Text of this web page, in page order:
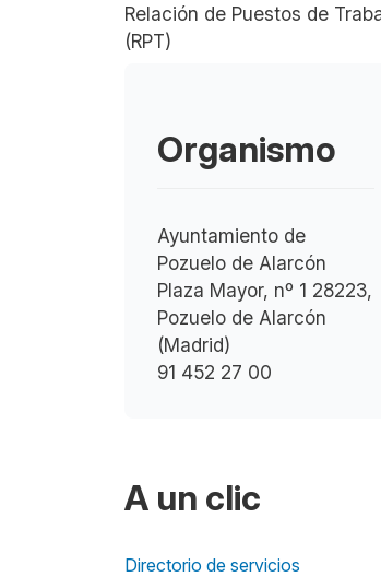
Relación de Puestos de
(RPT)
Organismo
Ayuntamiento de
Pozuelo de Alarcón
Plaza Mayor, nº 1 28223,
Pozuelo de Alarcón
(Madrid)
91 452 27 00
A un clic
Directorio de servicios